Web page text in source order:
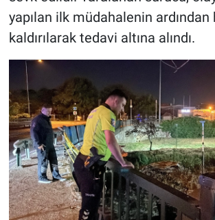
yapılan ilk müdahalenin ardından
kaldırılarak tedavi altına alındı.